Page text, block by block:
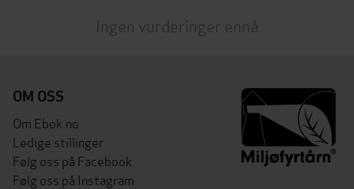
Ingen vurderinger ennå
OM OSS
Om Ebok.no
Ledige stillinger
Følg oss på Facebook
Følg oss på Instagram